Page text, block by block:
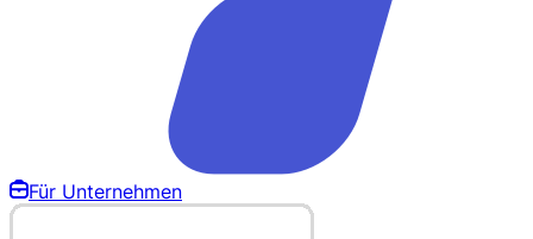
Für Unternehmen